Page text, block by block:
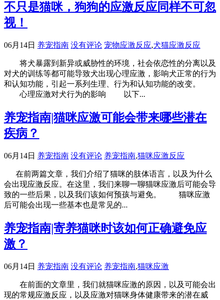
不只是猫咪，狗狗的应激反应同样不可忽
视！
06月14日 养宠指南 没有评论 宠物应激反应,犬猫应激反应
将犬暴露到新异或威胁性的环境，社会依恋性的分离以及
对犬的训练等都可能导致犬出现心理应激，影响犬正常的行为
和认知功能，引起一系列生理、行为和认知功能的改变。
心理应激对犬行为的影响 以下...
养宠指南|猫咪应激可能会带来哪些潜在
疾病？
06月14日 养宠指南 没有评论 养宠指南,猫咪应激反应
在前两篇文章，我们介绍了猫咪的肢体语言，以及为什么
会出现应激反应。在这里，我们来聊一聊猫咪应激后可能会导
致的一些后果，以及我们该如何预孩与避免。 猫咪应激
后可能会出现一些基本也是常见的...
养宠指南|寄养猫咪时该如何正确避免应
激？
06月14日 养宠指南 没有评论 养宠指南,猫咪应激
在前面的文章里，我们就猫咪应激的原因，以及可能会出
现的常规应激反应，以及应激对猫咪身体健康带来的潜在威